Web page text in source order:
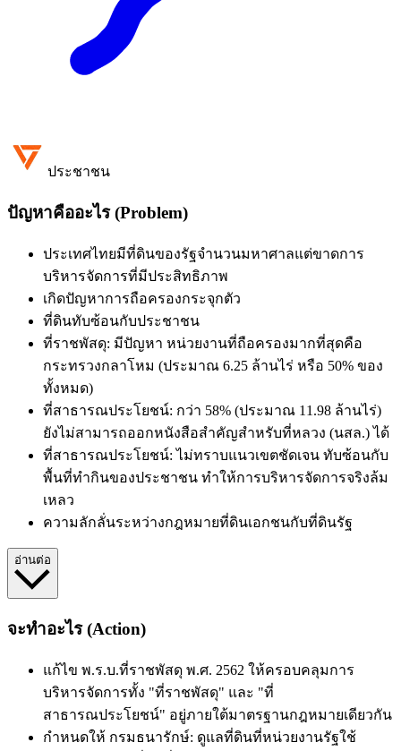
ประชาชน
ปัญหาคืออะไร (Problem)
ประเทศไทยมีที่ดินของรัฐจำนวนมหาศาลแต่ขาดการ
บริหารจัดการที่มีประสิทธิภาพ
เกิดปัญหาการถือครองกระจุกตัว
ที่ดินทับซ้อนกับประชาชน
ที่ราชพัสดุ: มีปัญหา หน่วยงานที่ถือครองมากที่สุดคือ
กระทรวงกลาโหม (ประมาณ 6.25 ล้านไร่ หรือ 50% ของ
ทั้งหมด)
ที่สาธารณประโยชน์: กว่า 58% (ประมาณ 11.98 ล้านไร่)
ยังไม่สามารถออกหนังสือสำคัญสำหรับที่หลวง (นสล.) ได้
ที่สาธารณประโยชน์: ไม่ทราบแนวเขตชัดเจน ทับซ้อนกับ
พื้นที่ทำกินของประชาชน ทำให้การบริหารจัดการจริงล้ม
เหลว
ความลักลั่นระหว่างกฎหมายที่ดินเอกชนกับที่ดินรัฐ
อ่านต่อ
จะทำอะไร (Action)
แก้ไข พ.ร.บ.ที่ราชพัสดุ พ.ศ. 2562 ให้ครอบคลุมการ
บริหารจัดการทั้ง "ที่ราชพัสดุ" และ "ที่
สาธารณประโยชน์" อยู่ภายใต้มาตรฐานกฎหมายเดียวกัน
กำหนดให้ กรมธนารักษ์: ดูแลที่ดินที่หน่วยงานรัฐใช้